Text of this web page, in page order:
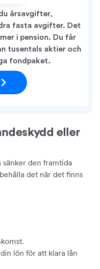
årsavgifter,
fasta avgifter. Det
i pension. Du får
tusentals aktier och
fondpaket.
eller
den framtida
det när det finns
lön för att klara lån